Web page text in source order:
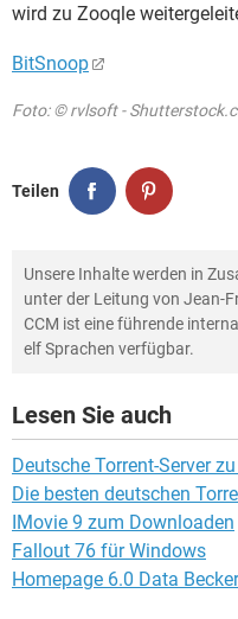
wird zu Zooqle
BitSnoop
Foto: © rvlsoft -
Teilen
Unsere Inhalte werden in
unter der Leitung von Jean-
CCM ist eine führende
elf Sprachen verfügbar.
Lesen Sie auch
Deutsche Torrent-Server
Die besten deutschen
IMovie 9 zum Downloaden
Fallout 76 für Windows
Homepage 6.0 Data Becker